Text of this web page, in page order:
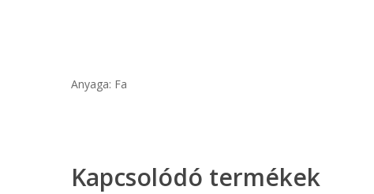
Anyaga: Fa
Kapcsolódó termékek